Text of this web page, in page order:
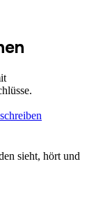
sieht, hört und